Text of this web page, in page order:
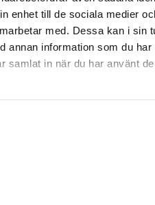
enhet till de sociala medier
med. Dessa kan i sin
annan information som du har
samlat in när du har använt